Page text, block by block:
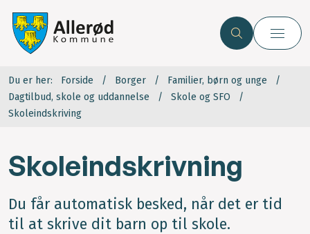
Du er her: Forside Borger
Familier, børn og unge
Dagtilbud, skole og uddannelse
Skole og SFO
Skoleindskriving
Skoleindskrivning
Du får automatisk besked, når det er tid
til at skrive dit barn op til skole.